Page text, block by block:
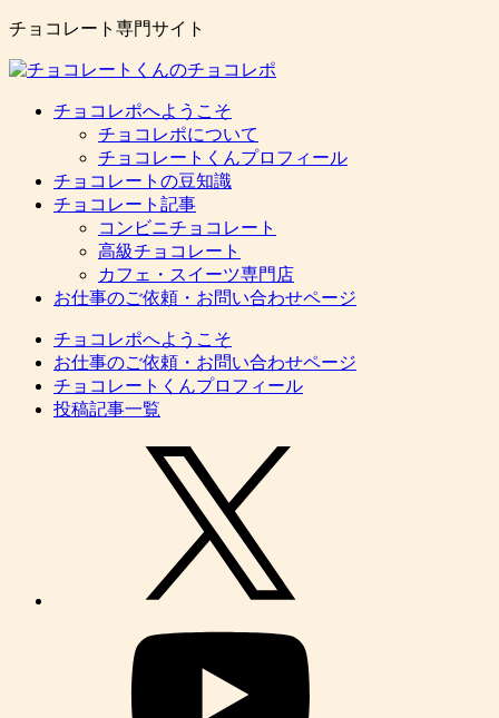
チョコレート専門サイト
チョコレポへようこそ
チョコレポについて
チョコレートくんプロフィール
チョコレートの豆知識
チョコレート記事
コンビニチョコレート
高級チョコレート
カフェ・スイーツ専門店
お仕事のご依頼・お問い合わせページ
チョコレポへようこそ
お仕事のご依頼・お問い合わせページ
チョコレートくんプロフィール
投稿記事一覧